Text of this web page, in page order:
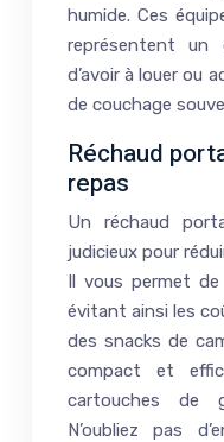
humide. Ces
représentent un
d’avoir à louer ou
de couchage
Réchaud
repas
Un réchaud
judicieux pour
Il vous permet
évitant ainsi les
des snacks de
compact et
cartouches de
N’oubliez pas